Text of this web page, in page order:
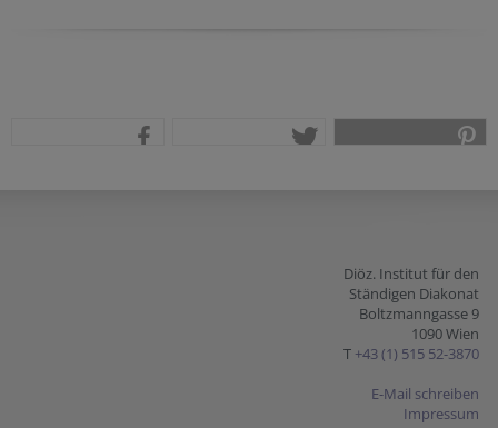
Diöz. Institut für den
Ständigen Diakonat
Boltzmanngasse 9
1090 Wien
T +43 (1) 515 52-3870
E-Mail schreiben
Impressum